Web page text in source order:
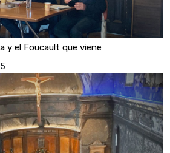
y el Foucault que viene